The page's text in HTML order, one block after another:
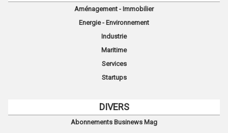
Aménagement - Immobilier
Energie - Environnement
Industrie
Maritime
Services
Startups
DIVERS
Abonnements Businews Mag